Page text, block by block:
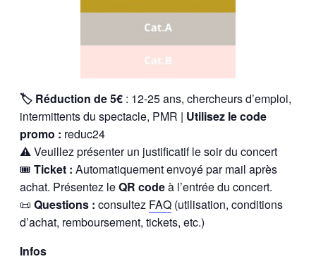
🏷️ Réduction de 5€ : 12-25 ans, chercheurs d’emploi,
intermittents du spectacle, PMR | Utilisez le code
promo : reduc24
⚠️Veuillez présenter un justificatif le soir du concert
🎟 Ticket : Automatiquement envoyé par mail après
achat. Présentez leQR codeà l’entrée du concert.
📜 Questions : consultez FAQ(utilisation, conditions
d’achat, remboursement, tickets, etc.)
Infos